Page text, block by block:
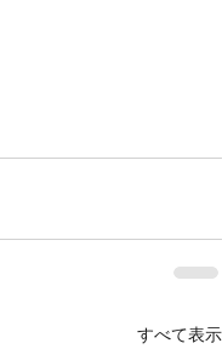
すべて表示